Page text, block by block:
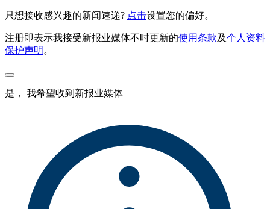
只想接收感兴趣的新闻速递? 点击设置您的偏好。
注册即表示我接受新报业媒体不时更新的使用条款及个人资料
保护声明 。
是， 我希望收到新报业媒体